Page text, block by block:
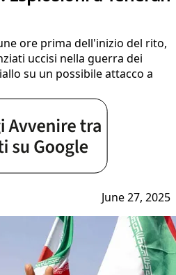
ore prima dell'inizio del rito,
uccisi nella guerra dei
su un possibile attacco a
June 27, 2025